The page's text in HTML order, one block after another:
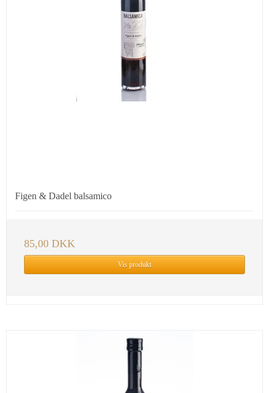
Figen & Dadel balsamico
85,00 DKK
Vis produkt